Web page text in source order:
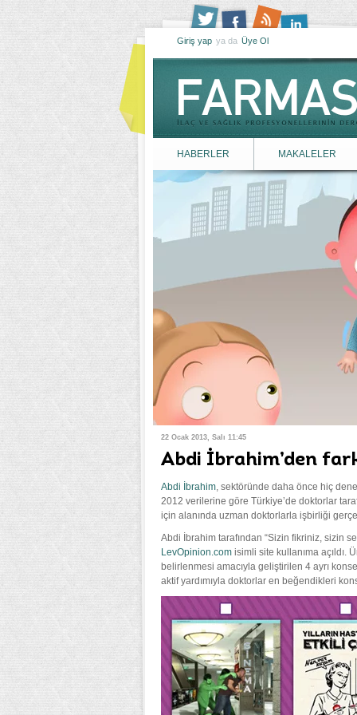
Giriş yap ya da Üye Ol
HABERLER MAKALELER
22 Ocak 2013, Salı 11:45
Abdi İbrahim’den
Abdi İbrahim, sektöründe daha önce hiç
2012 verilerine göre Türkiye’de doktorlar
için alanında uzman doktorlarla işbirliği
Abdi İbrahim tarafından “Sizin fikriniz, sizin
LevOpinion.com isimli site kullanıma açıldı.
belirlenmesi amacıyla geliştirilen 4 ayrı
aktif yardımıyla doktorlar en beğendikleri